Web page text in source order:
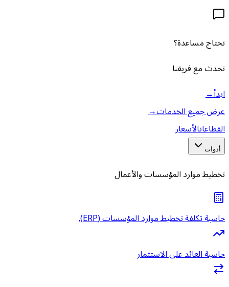
تحتاج مساعدة؟
تحدث مع فريقنا
ابدأ→
عرض جميع الخدمات→
القطاعاتالأسعار
أدوات
تخطيط موارد المؤسسات والأعمال
حاسبة تكلفة تخطيط موارد المؤسسات (ERP).
حاسبة العائد على الاستثمار